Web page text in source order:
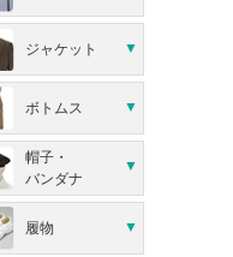
ジャケット
ボトムス
帽子・
バンダナ
履物